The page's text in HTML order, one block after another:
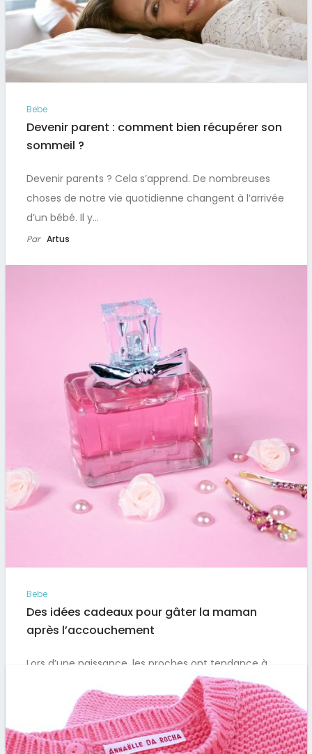
Bebe
Devenir parent : comment bien récupérer son
sommeil ?
Devenir parents ? Cela s’apprend. De nombreuses
choses de notre vie quotidienne changent à l’arrivée
d’un bébé. Il y…
Par Artus
Bebe
Des idées cadeaux pour gâter la maman
après l’accouchement
Lors d’une naissance, les proches ont tendance à
offrir des cadeaux pour le bébé. Pourtant, la maman
mérite aussi…
Artus